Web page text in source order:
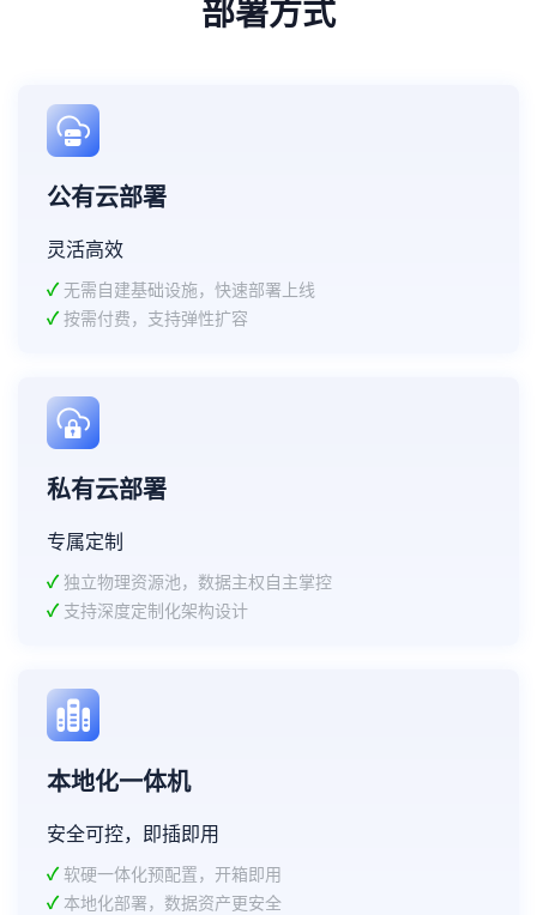
部署方式
公有云部署
灵活高效
✓ 无需自建基础设施，快速部署上线
✓ 按需付费，支持弹性扩容
私有云部署
专属定制
✓ 独立物理资源池，数据主权自主掌控
✓ 支持深度定制化架构设计
本地化一体机
安全可控，即插即用
✓ 软硬一体化预配置，开箱即用
✓ 本地化部署，数据资产更安全